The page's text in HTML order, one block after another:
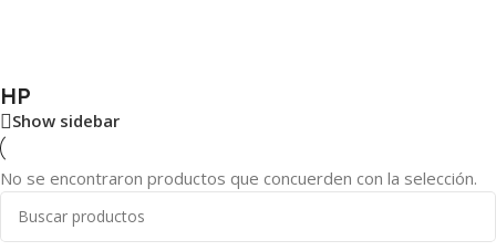
HP
Show sidebar
No se encontraron productos que concuerden con la selección.